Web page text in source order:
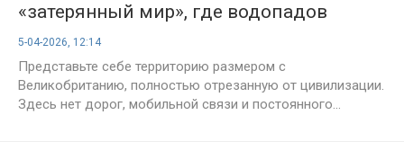
«затерянный мир», где водопадов
больше, чем людей
5-04-2026, 12:14
Представьте себе территорию размером с
Великобританию, полностью отрезанную от цивилизации.
Здесь нет дорог, мобильной связи и постоянного...